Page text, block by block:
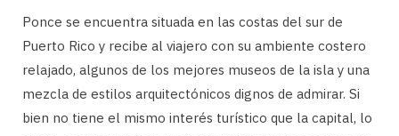
Ponce se encuentra situada en las costas del sur de
Puerto Rico y recibe al viajero con su ambiente costero
relajado, algunos de los mejores museos de la isla y una
mezcla de estilos arquitectónicos dignos de admirar. Si
bien no tiene el mismo interés turístico que la capital, lo